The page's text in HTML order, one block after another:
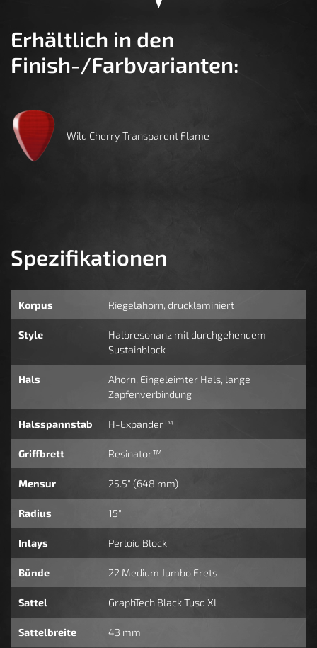
Erhältlich in den
Finish-/Farbvarianten:
Wild Cherry Transparent Flame
Spezifikationen
Korpus Riegelahorn, drucklaminiert
Style
Halbresonanz mit durchgehendem
Sustainblock
Hals
Ahorn, Eingeleimter Hals, lange
Zapfenverbindung
Halsspannstab H-Expander™
Griffbrett Resinator™
Mensur 25.5" (648 mm)
Radius 15"
Inlays Perloid Block
Bünde 22 Medium Jumbo Frets
Sattel GraphTech Black Tusq XL
Sattelbreite 43 mm